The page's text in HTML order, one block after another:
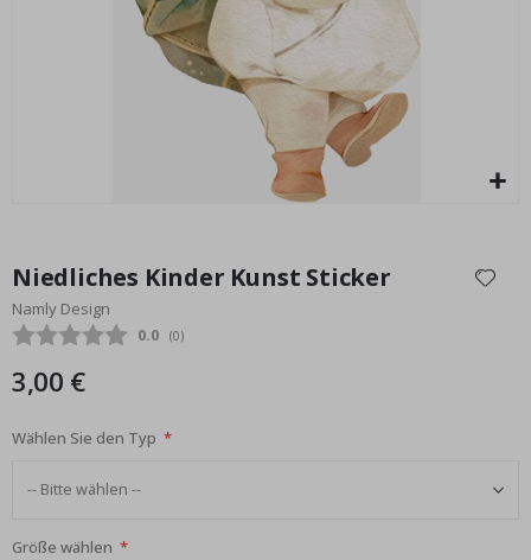
Personalisiertes Poster - Aquarell Nachthimmel Sternenkarte
Special
15,00 €
Anfang
der
Bildgalerie
springen
Niedliches Kinder Kunst Sticker
Namly Design
Durchschnittliche Bewertung:
0.0 (abgegebene bewertungen:
0)
3,00 €
Wählen Sie den Typ
Größe wählen